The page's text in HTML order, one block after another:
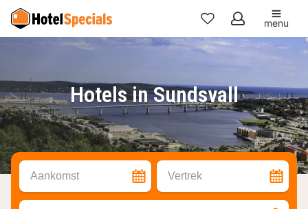
Mijn
favorieten
menu
Hotels in Sundsvall
Aankomst Vertrek